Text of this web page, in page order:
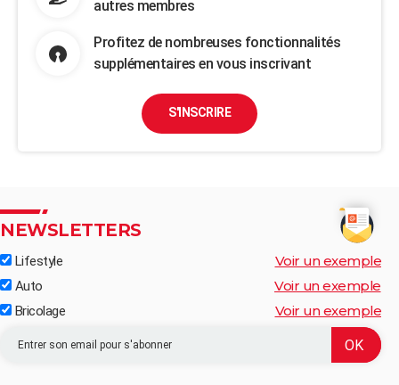
autres membres
Profitez de nombreuses fonctionnalités
supplémentaires en vous inscrivant
S'INSCRIRE
NEWSLETTERS
Lifestyle Voir un exemple
Auto Voir un exemple
Bricolage Voir un exemple